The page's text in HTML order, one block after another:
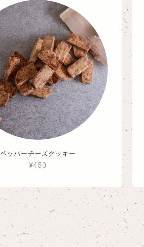
ペッパーチーズクッキー
¥450